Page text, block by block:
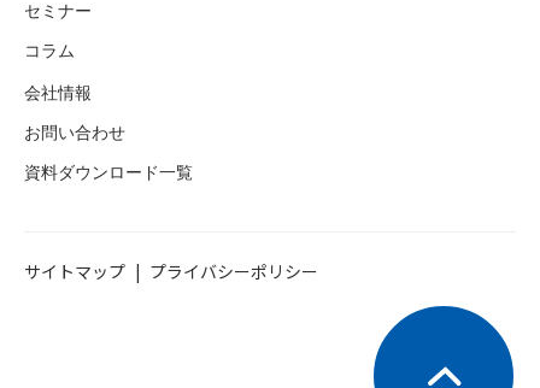
セミナー
コラム
会社情報
お問い合わせ
資料ダウンロード一覧
サイトマップ プライバシーポリシー